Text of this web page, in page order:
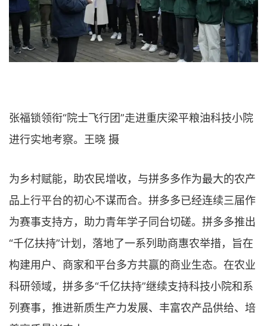
张福锁领衔“院士飞行团”走进重庆梁平粮油科技小院
进行实地考察。王晓 摄
为乡村赋能，助农民增收，与拼多多作为最大的农产
品上行平台的初心不谋而合。拼多多已经连续三届作
为赛事支持方，助力青年学子同台切磋。拼多多推出
“千亿扶持”计划，落地了一系列助商惠农举措，旨在
构建用户、商家和平台多方共赢的商业生态。在农业
科研领域，拼多多“千亿扶持”继续支持科技小院和系
列赛事，推进新质生产力发展、丰富农产品供给、培